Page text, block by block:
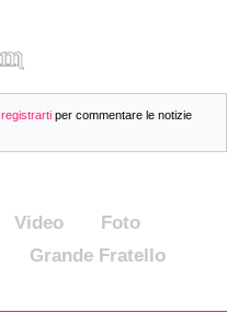
registrarti per commentare le notizie
Video
Foto
Grande Fratello